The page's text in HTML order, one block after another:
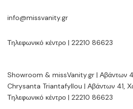
info@missvanity.gr
Τηλεφωνικό κέντρο | 22210 86623
Showroom & missVanity.gr | Αβάντων
Chrysanta Triantafyllou | Αβάντων 41,
Τηλεφωνικό κέντρο | 22210 86623